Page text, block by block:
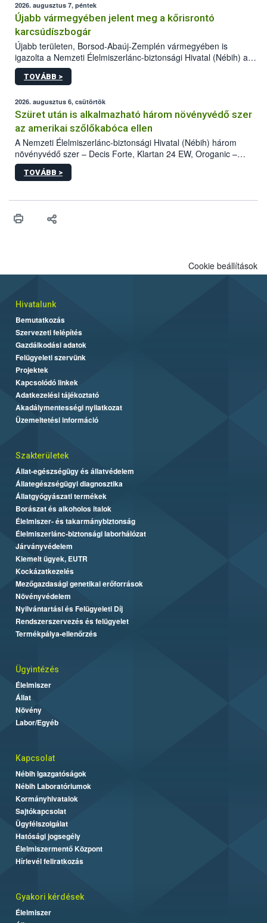
2026. augusztus 7, péntek
Újabb vármegyében jelent meg a kőrisrontó
karcsúdíszbogár
Újabb területen, Borsod-Abaúj-Zemplén vármegyében is
igazolta a Nemzeti Élelmiszerlánc-biztonsági Hivatal (Nébih) a
kőrisrontó karcsúdíszbogár (Agrilus planipennis) jelenlétét. A
kártevőt nem csak színcsapdában találták meg, de már fertőzött
az intenzív felderítést, emellett az intézkedéseket a szlovák
hatósággal is összehangolják a terjedés megállítása érdekében.
TOVÁBB >
2026. augusztus 6, csütörtök
Szüret után is alkalmazható három növényvédő szer
az amerikai szőlőkabóca ellen
A Nemzeti Élelmiszerlánc-biztonsági Hivatal (Nébih) három
növényvédő szer – Decis Forte, Klartan 24 EW, Oroganic –
engedélyokiratát módosította, így azok a szüretet követően,
egészen a vesszőérettség (BBCH 91) stádiumáig
érésű szőlőkben is legyen lehetőség a károsító elleni további
felhasználók számára is elérhető és ökológiai termesztésben is
TOVÁBB >
Cookie beállítások
Hivatalunk
Bemutatkozás
Szervezeti felépítés
Gazdálkodási adatok
Felügyeleti szervünk
Projektek
Kapcsolódó linkek
Adatkezelési tájékoztató
Akadálymentességi nyilatkozat
Üzemeltetési információ
Szakterületek
Állat-egészségügy és állatvédelem
Állategészségügyi diagnosztika
Állatgyógyászati termékek
Borászat és alkoholos italok
Élelmiszer- és takarmánybiztonság
Élelmiszerlánc-biztonsági laborhálózat
Járványvédelem
Kiemelt ügyek, EUTR
Kockázatkezelés
Mezőgazdasági genetikai erőforrások
Növényvédelem
Nyilvántartási és Felügyeleti Díj
Rendszerszervezés és felügyelet
Termékpálya-ellenőrzés
Ügyintézés
Élelmiszer
Állat
Növény
Labor/Egyéb
Kapcsolat
Nébih Igazgatóságok
Nébih Laboratóriumok
Kormányhivatalok
Sajtókapcsolat
Ügyfélszolgálat
Hatósági jogsegély
Élelmiszermentő Központ
Hírlevél feliratkozás
Gyakori kérdések
Élelmiszer